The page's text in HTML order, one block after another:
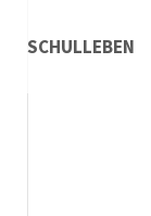
SCHULLEBEN